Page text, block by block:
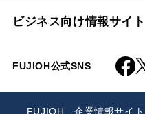
ビジネス向け情報サイト
FUJIOH公式SNS
FUJIOH 企業情報サイト